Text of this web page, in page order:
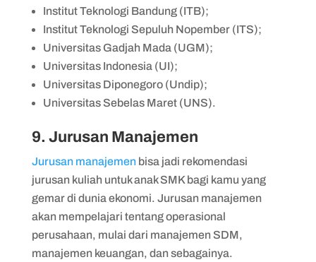
Institut Teknologi Bandung (ITB);
Institut Teknologi Sepuluh Nopember (ITS);
Universitas Gadjah Mada (UGM);
Universitas Indonesia (UI);
Universitas Diponegoro (Undip);
Universitas Sebelas Maret (UNS).
9. Jurusan Manajemen
Jurusan manajemenbisa jadi rekomendasi
jurusan kuliah untuk anak SMK bagi kamu yang
gemar di dunia ekonomi. Jurusan manajemen
akan mempelajari tentang operasional
perusahaan, mulai dari manajemen SDM,
manajemen keuangan, dan sebagainya.